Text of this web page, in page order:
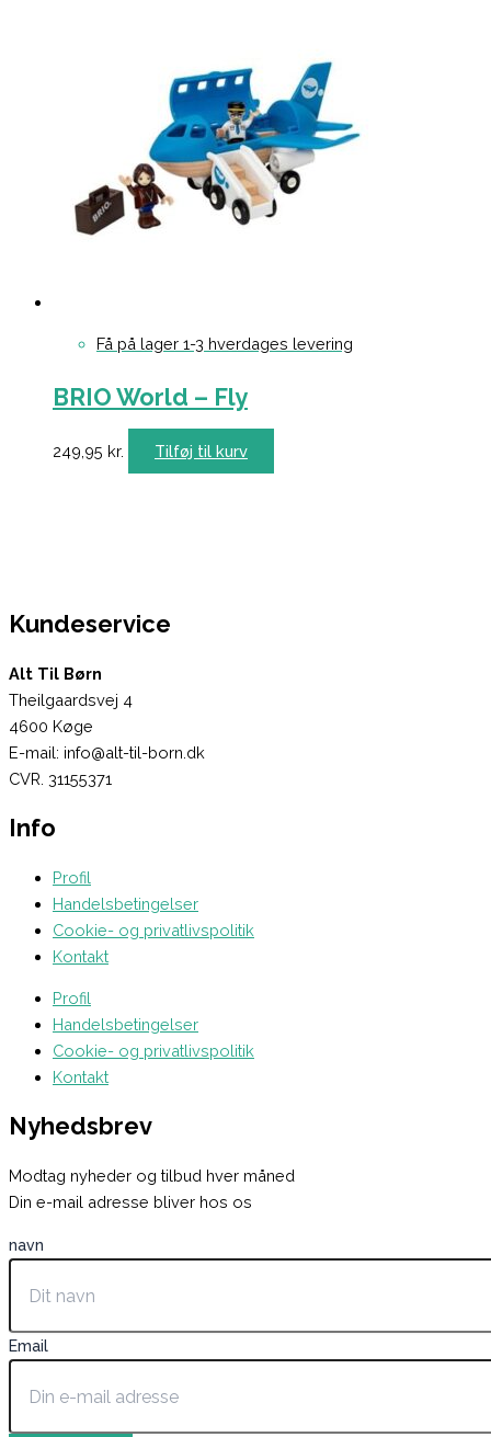
Få på lager 1-3 hverdages levering
BRIO World – Fly
249,95 kr. Tilføj til kurv
Kundeservice
Alt Til Børn
Theilgaardsvej 4
4600 Køge
E-mail: info@alt-til-born.dk
CVR. 31155371
Info
Profil
Handelsbetingelser
Cookie- og privatlivspolitik
Kontakt
Profil
Handelsbetingelser
Cookie- og privatlivspolitik
Kontakt
Nyhedsbrev
Modtag nyheder og tilbud hver måned
Din e-mail adresse bliver hos os
navn
Email